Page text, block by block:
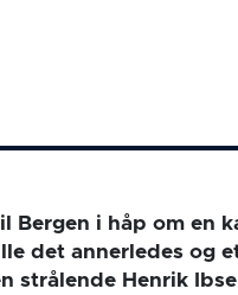
Bergen i håp om en
det annerledes og
strålende Henrik